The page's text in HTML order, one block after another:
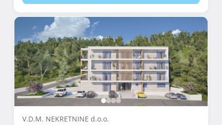
V.D.M. NEKRETNINE d.o.o.